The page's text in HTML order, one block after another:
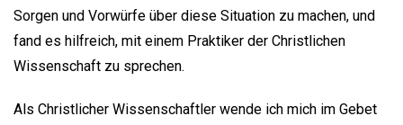
Sorgen und Vorwürfe über diese Situation zu machen, und
fand es hilfreich, mit einem Praktiker der Christlichen
Wissenschaft zu sprechen.
Als Christlicher Wissenschaftler wende ich mich im Gebet